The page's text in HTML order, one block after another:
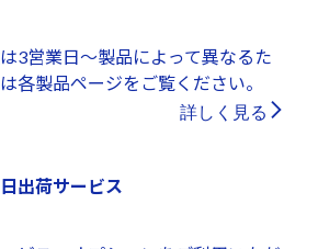
3営業日～製品によって異なるた
各製品ページをご覧ください。
詳しく見る
出荷サービス